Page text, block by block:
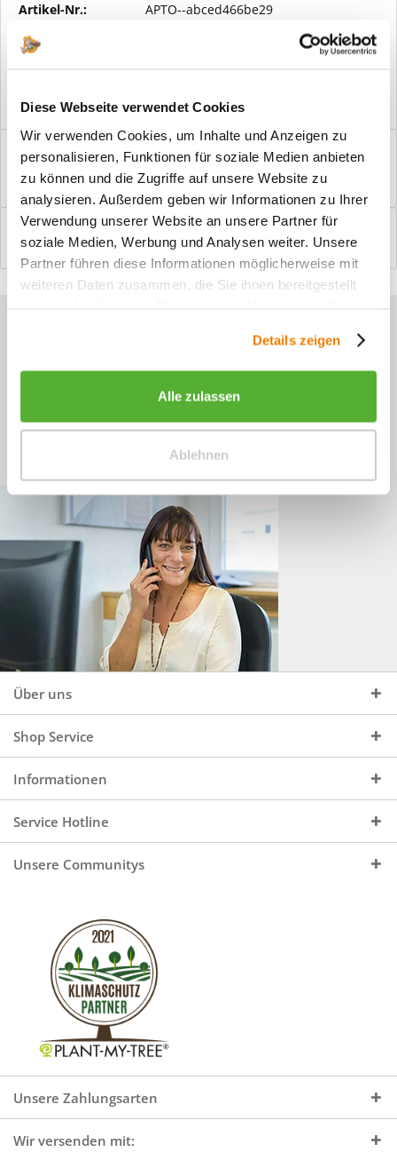
Diese Webseite verwendet Cookies
Wir verwenden Cookies, um Inhalte und Anzeigen zu
personalisieren, Funktionen für soziale Medien anbieten
zu können und die Zugriffe auf unsere Website zu
analysieren. Außerdem geben wir Informationen zu Ihrer
Verwendung unserer Website an unsere Partner für
soziale Medien, Werbung und Analysen weiter. Unsere
Partner führen diese Informationen möglicherweise mit
weiteren Daten zusammen, die Sie ihnen bereitgestellt
Details zeigen
Alle zulassen
Ablehnen
Artikel-Nr.: APTO--abced466be29
Vorteile
Windfangelemente online am Bildschirm konfigurieren und
einbaufertig bestellen. In wenigen...
Bewertungen
0
Bewertungen lesen, schreiben und diskutieren...mehr
Sie haben Fragen zu unseren
+49 (0)4244 965 34 04
Mo - Do, 09:00 - 16:00 Uhr
und Fr, 09:00 - 13:00 Uhr
Über uns
Shop Service
Informationen
Service Hotline
Unsere Communitys
Unsere Zahlungsarten
Wir versenden mit: